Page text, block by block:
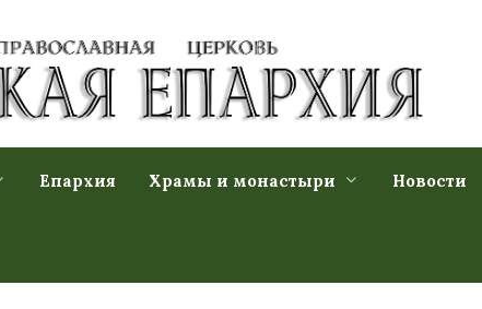
Епархия Храмы и монастыри Новости